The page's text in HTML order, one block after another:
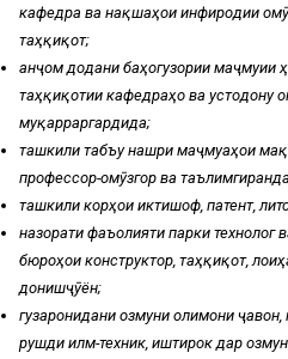
кафедра ва нақшаҳои инфиродии
таҳқиқотӣ;
анҷом додани баҳогузории маҷмуии
таҳқиқотии кафедраҳо ва устодону
муқарраргардида;
ташкили табъу нашри маҷмуаҳои
профессорӣ-омӯзгорӣ ва
ташкили корҳои иктишофӣ, патентӣ,
назорати фаъолияти парки технологӣ
бюроҳои конструкторӣ, таҳқиқотӣ,
донишҷӯён;
гузаронидани озмуни олимони
рушди илмӣ-техникӣ, иштирок дар